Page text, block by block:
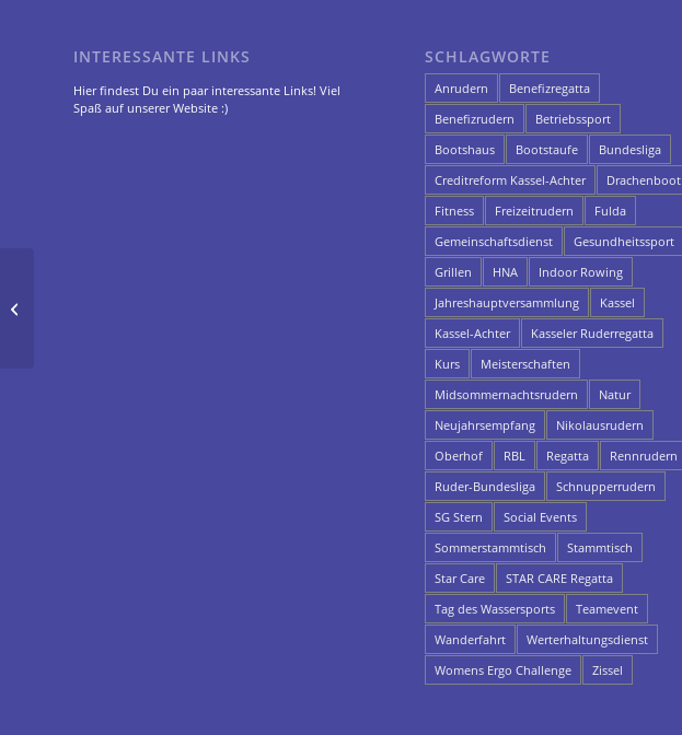
INTERESSANTE LINKS
Hier findest Du ein paar interessante Links! Viel
Spaß auf unserer Website :)
SCHLAGWORTE
Anrudern
Benefizregatta
Benefizrudern
Betriebssport
Bootshaus
Bootstaufe
Bundesliga
Creditreform Kassel-Achter
Drachenboot
Fitness
Freizeitrudern
Fulda
Gemeinschaftsdienst
Gesundheitssport
Grillen
HNA
Indoor Rowing
Jahreshauptversammlung
Kassel
Kassel-Achter
Kasseler Ruderregatta
Kurs
Meisterschaften
Midsommernachtsrudern
Natur
Neujahrsempfang
Nikolausrudern
Oberhof
RBL Regatta
Rennrudern
Ruder-Bundesliga
Schnupperrudern
SG Stern
Social Events
Sommerstammtisch
Stammtisch
Star Care
STAR CARE Regatta
Tag des Wassersports
Teamevent
Wanderfahrt
Werterhaltungsdienst
Womens Ergo Challenge
Zissel